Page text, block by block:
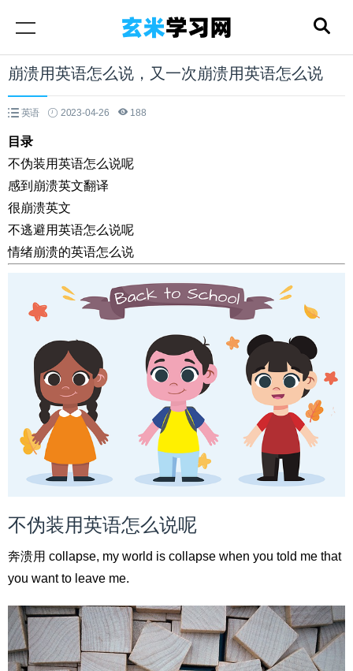
崩溃用英语怎么说，又一次崩溃用英语怎么说
英语 2023-04-26 188
目录
不伪装用英语怎么说呢
感到崩溃英文翻译
很崩溃英文
不逃避用英语怎么说呢
情绪崩溃的英语怎么说
不伪装用英语怎么说呢
奔溃用 collapse, my world is collapse when you told me that
you want to leave me.